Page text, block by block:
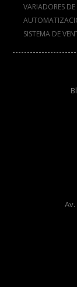
VARIADORES
SISTEMA DE